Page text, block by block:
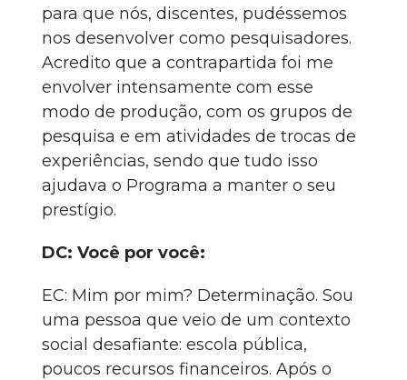
para que nós, discentes, pudéssemos
nos desenvolver como pesquisadores.
Acredito que a contrapartida foi me
envolver intensamente com esse
modo de produção, com os grupos de
pesquisa e em atividades de trocas de
experiências, sendo que tudo isso
ajudava o Programa a manter o seu
prestígio.
DC: Você por você:
EC: Mim por mim? Determinação. Sou
uma pessoa que veio de um contexto
social desafiante: escola pública,
poucos recursos financeiros. Após o